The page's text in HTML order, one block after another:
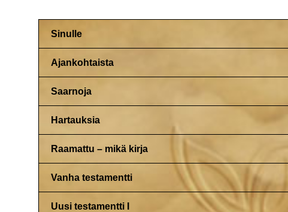
Sinulle
Ajankohtaista
Saarnoja
Hartauksia
Raamattu – mikä kirja
Vanha testamentti
Uusi testamentti I